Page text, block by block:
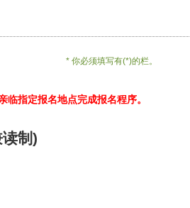
* 你必须填写有(*)的栏。
临指定报名地点完成报名程序。
制)